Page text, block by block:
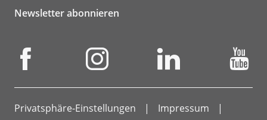
Newsletter abonnieren
Privatsphäre-Einstellungen
Impressum